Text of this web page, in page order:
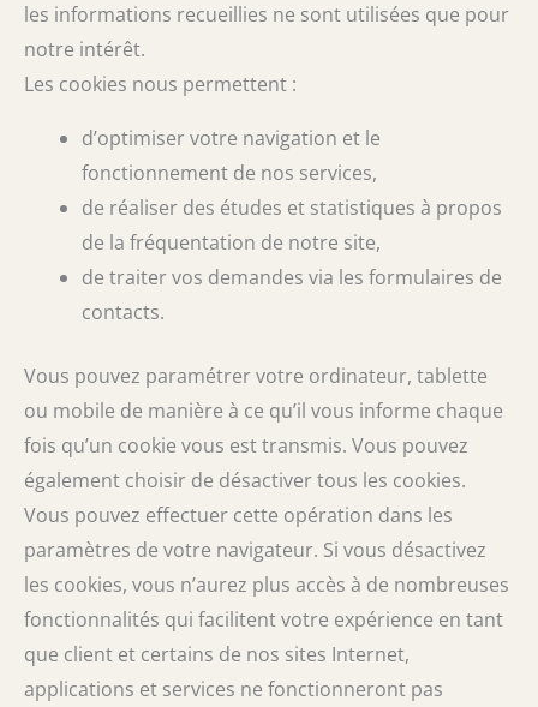
les informations recueillies ne sont utilisées que pour
notre intérêt.
Les cookies nous permettent :
d’optimiser votre navigation et le
fonctionnement de nos services,
de réaliser des études et statistiques à propos
de la fréquentation de notre site,
de traiter vos demandes via les formulaires de
contacts.
Vous pouvez paramétrer votre ordinateur, tablette
ou mobile de manière à ce qu’il vous informe chaque
fois qu’un cookie vous est transmis. Vous pouvez
également choisir de désactiver tous les cookies.
Vous pouvez effectuer cette opération dans les
paramètres de votre navigateur. Si vous désactivez
les cookies, vous n’aurez plus accès à de nombreuses
fonctionnalités qui facilitent votre expérience en tant
que client et certains de nos sites Internet,
applications et services ne fonctionneront pas